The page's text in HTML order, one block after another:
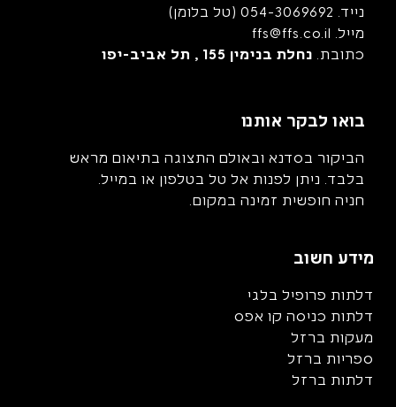
נייד. 054-3069692 (טל בלומן)
מייל.
ffs@ffs.co.il
כתובת. נחלת בנימין 155 , תל אביב-יפו
בואו לבקר אותנו
הביקור בסדנא ובאולם התצוגה בתיאום מראש
בלבד. ניתן לפנות אל טל בטלפון או במייל.
חניה חופשית זמינה במקום.
מידע חשוב
דלתות פרופיל בלגי
דלתות כניסה קו אפס
מעקות ברזל
ספריות ברזל
דלתות ברזל